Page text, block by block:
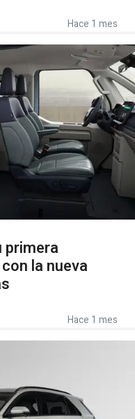
Hace 1 mes
primera
la nueva
Hace 1 mes